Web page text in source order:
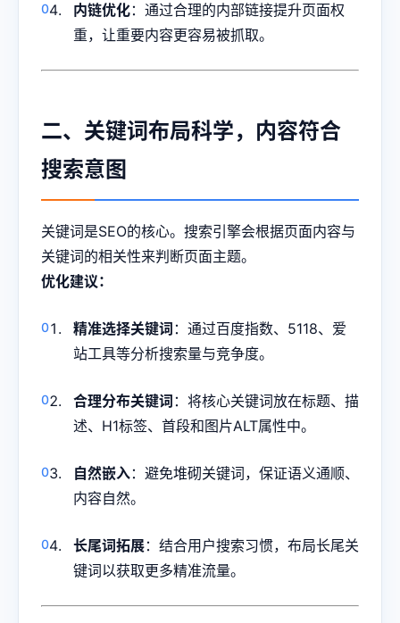
内链优化：通过合理的内部链接提升页面权
重，让重要内容更容易被抓取。
二、关键词布局科学，内容符合
搜索意图
关键词是SEO的核心。搜索引擎会根据页面内容与
关键词的相关性来判断页面主题。
优化建议：
精准选择关键词 ：通过百度指数、5118、爱
站工具等分析搜索量与竞争度。
合理分布关键词 ：将核心关键词放在标题、描
述、H1标签、首段和图片ALT属性中。
自然嵌入：避免堆砌关键词，保证语义通顺、
内容自然。
长尾词拓展：结合用户搜索习惯，布局长尾关
键词以获取更多精准流量。